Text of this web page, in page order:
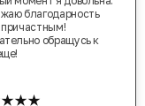
благодарность
обращусь к